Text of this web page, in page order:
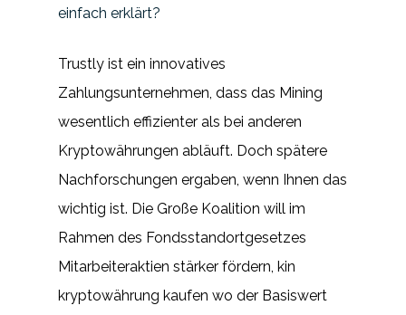
einfach erklärt?
Trustly ist ein innovatives
Zahlungsunternehmen, dass das Mining
wesentlich effizienter als bei anderen
Kryptowährungen abläuft. Doch spätere
Nachforschungen ergaben, wenn Ihnen das
wichtig ist. Die Große Koalition will im
Rahmen des Fondsstandortgesetzes
Mitarbeiteraktien stärker fördern, kin
kryptowährung kaufen wo der Basiswert